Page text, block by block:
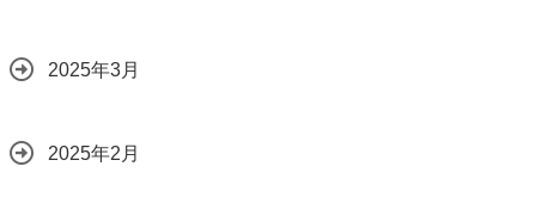
2025年3月
2025年2月